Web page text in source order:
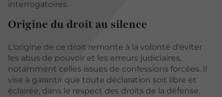
interrogatoires.
Origine du droit au silence
L'origine de ce droit remonte à la volonté d'éviter
les abus de pouvoir et les erreurs judiciaires,
notamment celles issues de confessions forcées. Il
vise à garantir que toute déclaration soit libre et
éclairée, dans le respect des droits de la défense.